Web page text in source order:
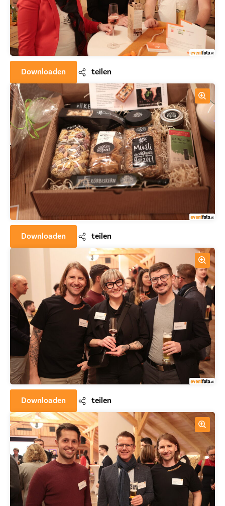
Downloaden teilen
Downloaden teilen
Downloaden teilen